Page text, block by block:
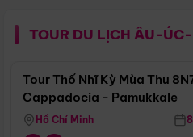
TOUR DU LỊCH ÂU-
Tour Thổ Nhĩ Kỳ Mùa Thu
Cappadocia - Pamukkale
Hồ Chí Minh